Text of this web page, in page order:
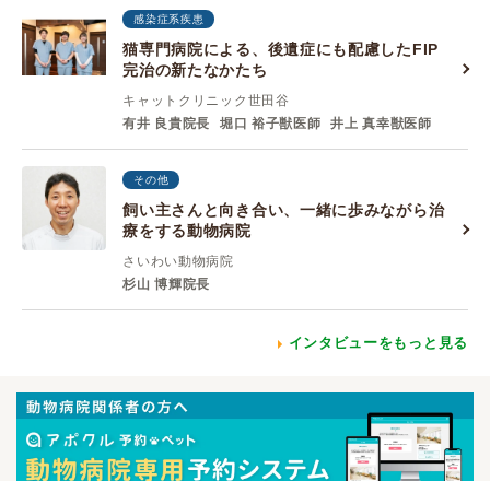
感染症系疾患
猫専門病院による、後遺症にも配慮したFIP
完治の新たなかたち
キャットクリニック世田谷
有井 良貴院長
堀口 裕子獣医師 井上 真幸獣医師
その他
飼い主さんと向き合い、一緒に歩みながら治
療をする動物病院
さいわい動物病院
杉山 博輝院長
インタビューをもっと見る